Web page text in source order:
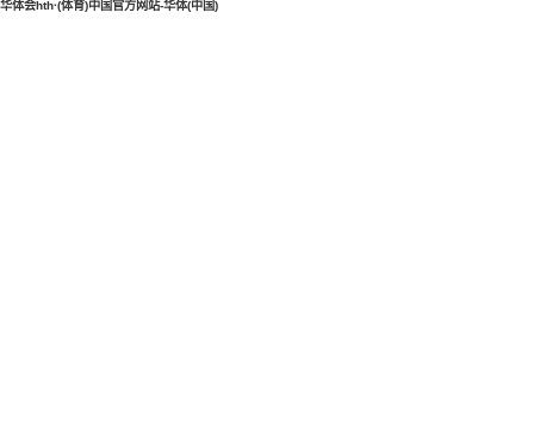
华体会hth·(体育)中国官方网站-华体(中国)